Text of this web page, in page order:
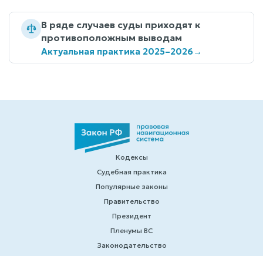
В ряде случаев суды приходят к
противоположным выводам
Актуальная практика 2025–2026→
Кодексы
Судебная практика
Популярные законы
Правительство
Президент
Пленумы ВС
Законодательство